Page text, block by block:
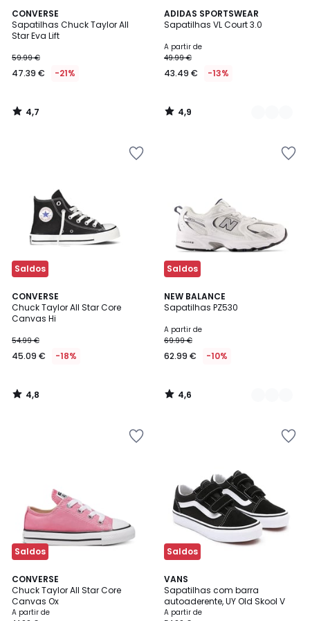
CONVERSE
Sapatilhas Chuck Taylor All
Star Eva Lift
59.99 €
47.39 € -21%
4,7
/ 5
4,7
/
ADIDAS SPORTSWEAR
Sapatilhas VL Court 3.0
A partir de
49.99 €
43.49 € -13%
4,9
/ 5
3
Cores
4,9
/
Saldos
CONVERSE
Chuck Taylor All Star Core
Canvas Hi
54.99 €
45.09 € -18%
4,8
/ 5
4,8
/
Saldos
NEW BALANCE
Sapatilhas PZ530
A partir de
69.99 €
62.99 € -10%
4,6
/ 5
2
Cores
4,6
/
Saldos
CONVERSE
Chuck Taylor All Star Core
Canvas Ox
A partir de
4,8
/ 5
Saldos
VANS
Sapatilhas com barra
autoaderente, UY Old Skool V
A partir de
4,2
/ 5
2
Cores